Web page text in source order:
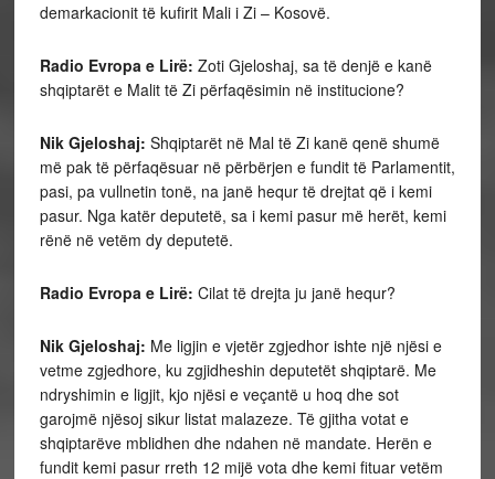
demarkacionit të kufirit Mali i Zi – Kosovë.
Radio Evropa e Lirë: Zoti Gjeloshaj, sa të denjë e kanë
shqiptarët e Malit të Zi përfaqësimin në institucione?
Nik Gjeloshaj: Shqiptarët në Mal të Zi kanë qenë shumë
më pak të përfaqësuar në përbërjen e fundit të Parlamentit,
pasi, pa vullnetin tonë, na janë hequr të drejtat që i kemi
pasur. Nga katër deputetë, sa i kemi pasur më herët, kemi
rënë në vetëm dy deputetë.
Radio Evropa e Lirë: Cilat të drejta ju janë hequr?
Nik Gjeloshaj: Me ligjin e vjetër zgjedhor ishte një njësi e
vetme zgjedhore, ku zgjidheshin deputetët shqiptarë. Me
ndryshimin e ligjit, kjo njësi e veçantë u hoq dhe sot
garojmë njësoj sikur listat malazeze. Të gjitha votat e
shqiptarëve mblidhen dhe ndahen në mandate. Herën e
fundit kemi pasur rreth 12 mijë vota dhe kemi fituar vetëm